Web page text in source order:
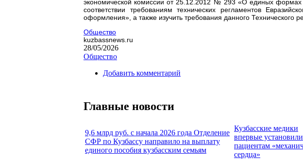
экономической комиссии от 25.12.2012 № 293 «О единых формах
соответствии требованиям технических регламентов
оформления», а также изучить требования данного Технического
Общество
kuzbassnews.ru
28/05/2026
Общество
Добавить комментарий
Главные новости
9,6 млрд руб. с начала 2026 года Отделение
СФР по Кузбассу направило на выплату
единого пособия кузбасским семьям
Кузбасские медики
впервые установили
пациентам
сердца»